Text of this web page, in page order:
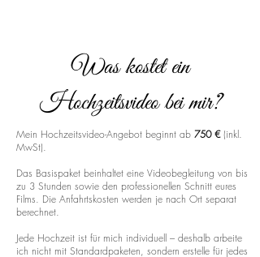
Was kostet ein
Hochzeitsvideo bei mir?
Mein Hochzeitsvideo-Angebot beginnt ab 750 € (inkl.
MwSt).
Das Basispaket beinhaltet eine Videobegleitung von bis
zu 3 Stunden sowie den professionellen Schnitt eures
Films. Die Anfahrtskosten werden je nach Ort separat
berechnet.
Jede Hochzeit ist für mich individuell – deshalb arbeite
ich nicht mit Standardpaketen, sondern erstelle für jedes